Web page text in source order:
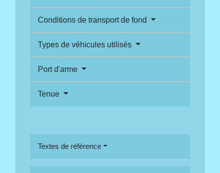
Conditions de transport de fond
Types de véhicules utilisés
Port d'arme
Tenue
Textes de référence